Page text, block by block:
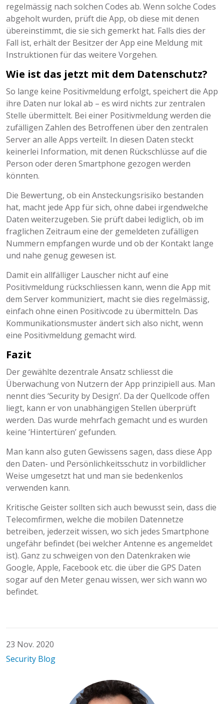
regelmässig nach solchen Codes ab. Wenn solche Codes
abgeholt wurden, prüft die App, ob diese mit denen
übereinstimmt, die sie sich gemerkt hat. Falls dies der
Fall ist, erhält der Besitzer der App eine Meldung mit
Instruktionen für das weitere Vorgehen.
Wie ist das jetzt mit dem Datenschutz?
So lange keine Positivmeldung erfolgt, speichert die App
ihre Daten nur lokal ab – es wird nichts zur zentralen
Stelle übermittelt. Bei einer Positivmeldung werden die
zufälligen Zahlen des Betroffenen über den zentralen
Server an alle Apps verteilt. In diesen Daten steckt
keinerlei Information, mit denen Rückschlüsse auf die
Person oder deren Smartphone gezogen werden
könnten.
Die Bewertung, ob ein Ansteckungsrisiko bestanden
hat, macht jede App für sich, ohne dabei irgendwelche
Daten weiterzugeben. Sie prüft dabei lediglich, ob im
fraglichen Zeitraum eine der gemeldeten zufälligen
Nummern empfangen wurde und ob der Kontakt lange
und nahe genug gewesen ist.
Damit ein allfälliger Lauscher nicht auf eine
Positivmeldung rückschliessen kann, wenn die App mit
dem Server kommuniziert, macht sie dies regelmässig,
einfach ohne einen Positivcode zu übermitteln. Das
Kommunikationsmuster ändert sich also nicht, wenn
eine Positivmeldung gemacht wird.
Fazit
Der gewählte dezentrale Ansatz schliesst die
Überwachung von Nutzern der App prinzipiell aus. Man
nennt dies ‘Security by Design’. Da der Quellcode offen
liegt, kann er von unabhängigen Stellen überprüft
werden. Das wurde mehrfach gemacht und es wurden
keine ‘Hintertüren’ gefunden.
Man kann also guten Gewissens sagen, dass diese App
den Daten- und Persönlichkeitsschutz in vorbildlicher
Weise umgesetzt hat und man sie bedenkenlos
verwenden kann.
Kritische Geister sollten sich auch bewusst sein, dass die
Telecomfirmen, welche die mobilen Datennetze
betreiben, jederzeit wissen, wo sich jedes Smartphone
ungefähr befindet (bei welcher Antenne es angemeldet
ist). Ganz zu schweigen von den Datenkraken wie
Google, Apple, Facebook etc. die über die GPS Daten
sogar auf den Meter genau wissen, wer sich wann wo
befindet.
23 Nov. 2020
Security Blog